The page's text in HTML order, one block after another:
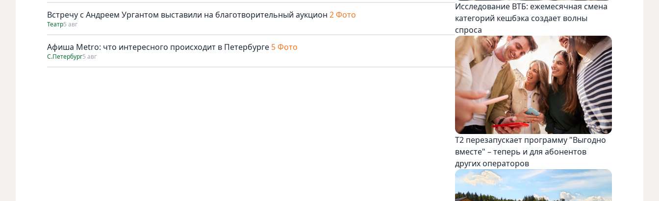
Встречу с Андреем Ургантом выставили на благотворительный аукцион 2 Фото
Театр5 авг
Афиша Metro: что интересного происходит в Петербурге 5 Фото
С.Петербург5 авг
Исследование ВТБ: ежемесячная смена
категорий кешбэка создает волны
спроса
Т2 перезапускает программу "Выгодно
вместе" – теперь и для абонентов
других операторов